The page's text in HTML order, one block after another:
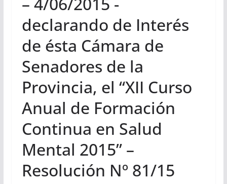
declarando de Interés
de ésta Cámara de
Senadores de la
Provincia, el “XII Curso
Anual de Formación
Continua en Salud
Mental 2015” –
Resolución Nº 81/15